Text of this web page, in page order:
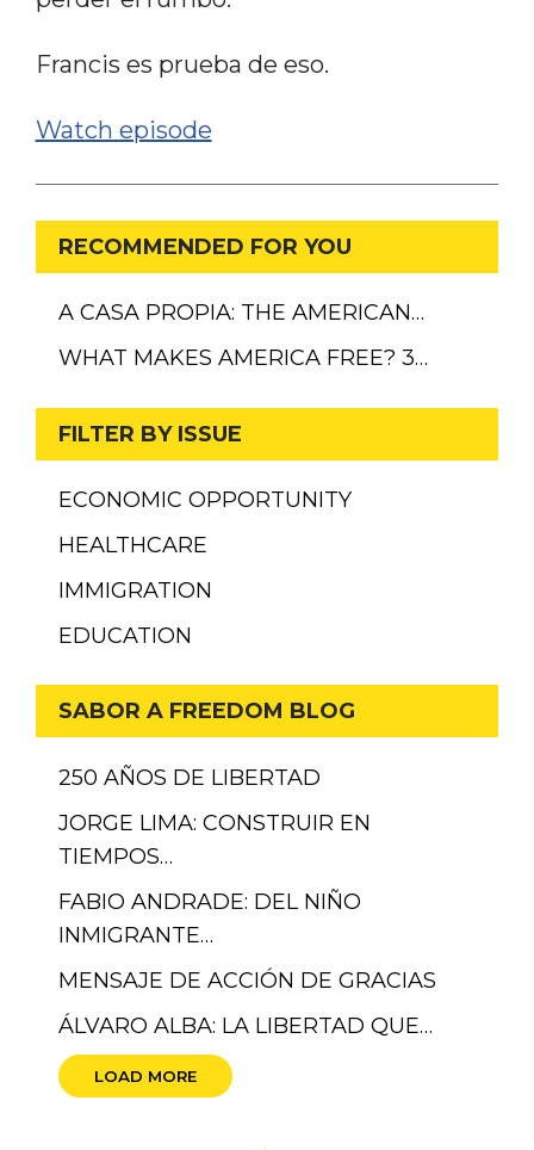
Francis es prueba de eso.
Watch episode
RECOMMENDED FOR YOU
A CASA PROPIA: THE AMERICAN…
WHAT MAKES AMERICA FREE? 3…
FILTER BY ISSUE
ECONOMIC OPPORTUNITY
HEALTHCARE
IMMIGRATION
EDUCATION
SABOR A FREEDOM BLOG
250 AÑOS DE LIBERTAD
JORGE LIMA: CONSTRUIR EN
TIEMPOS…
FABIO ANDRADE: DEL NIÑO
INMIGRANTE…
MENSAJE DE ACCIÓN DE GRACIAS
ÁLVARO ALBA: LA LIBERTAD QUE…
LOAD MORE